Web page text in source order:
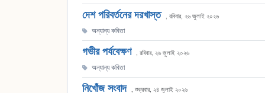
দেশ পরিবর্তনের দরখাস্ত , রবিবার, ২৬ জুলাই ২০২৬
অন্যান্য কবিতা
গভীর পর্যবেক্ষণ , রবিবার, ২৬ জুলাই ২০২৬
অন্যান্য কবিতা
নিখোঁজ সংবাদ , শুক্রবার, ২৪ জুলাই ২০২৬